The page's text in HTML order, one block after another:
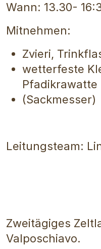
Wann: 13.30-
Mitnehmen:
Zvieri,
wetterfeste
Pfadikrawatte
(Sackmesser)
Leitungsteam:
Zweitägiges
Valposchiavo.